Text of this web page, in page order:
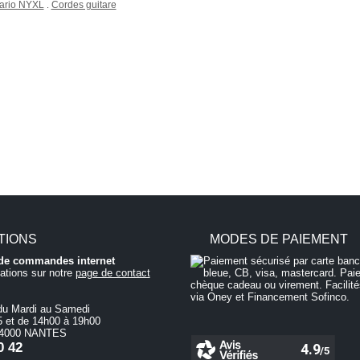
NYXL Cordes guitare
commandes internet
sur notre page de contact
Mardi au Samedi
et de 14h00 à 19h00
NANTES
42
MODES DE PAIEMENT